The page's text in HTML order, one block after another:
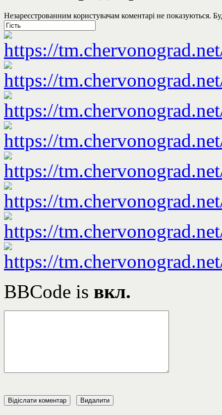
Незареєстрованним користувачам коментарі не показуються.
BBCode is вкл.